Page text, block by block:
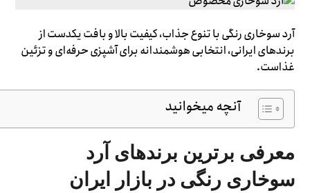
آرد سوخاری رنگی با تنوع جذاب، کیفیت بالا و بافت یکدست از
برندهای ایرانی، انتخابی هوشمندانه برای آشپزی حرفه‌ای و تزئین
غذاست.
آنچه میخوانید
معرفی برترین برندهای آرد
سوخاری رنگی در بازار ایران